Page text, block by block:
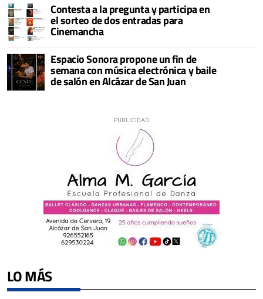
Contesta a la pregunta y participa en
el sorteo de dos entradas para
Cinemancha
Espacio Sonora propone un fin de
semana con música electrónica y baile
de salón en Alcázar de San Juan
LO MÁS